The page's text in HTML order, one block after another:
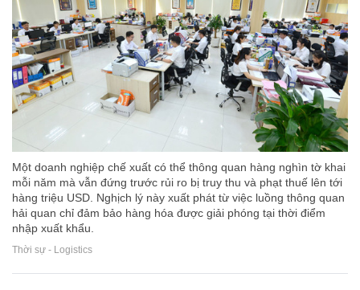
Một doanh nghiệp chế xuất có thể thông quan hàng nghìn tờ khai
mỗi năm mà vẫn đứng trước rủi ro bị truy thu và phạt thuế lên tới
hàng triệu USD. Nghịch lý này xuất phát từ việc luồng thông quan
hải quan chỉ đảm bảo hàng hóa được giải phóng tại thời điểm
nhập xuất khẩu.
Thời sự - Logistics